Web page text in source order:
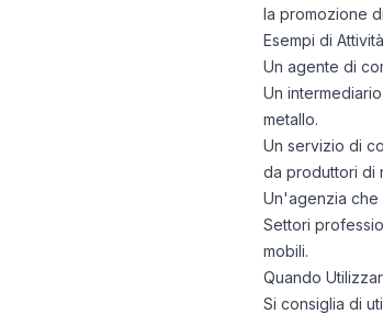
la promozione
Esempi di Attività
Un agente di
Un
metallo.
Un servizio di
da produttori di
Un'agenzia che
Settori
mobili.
Quando
Si consiglia di